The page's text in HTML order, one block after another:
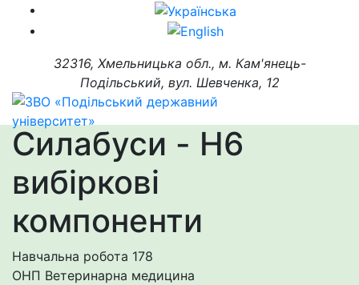
32316, Хмельницька обл., м. Кам'янець-
Подільський, вул. Шевченка, 12
Силабуси - H6
вибіркові
компоненти
Навчальна робота 178
ОНП Ветеринарна медицина